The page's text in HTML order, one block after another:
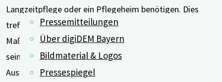
Pressemitteilungen
Über digiDEM Bayern
Bildmaterial & Logos
Pressespiegel
Langzeitpflege oder ein Pflegeheim benötigen. Dies
treffe auf Menschen mit Demenz zu, die ein erhöhtes
Maß an körperlicher und kognitiver Pflege benötigen. In
seinem Fachartikel nennt der Autor hinsichtlich der
Auswahl des Pflegeheims viele Fragen, die man mit